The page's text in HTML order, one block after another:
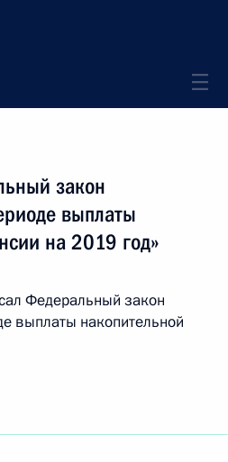
закон
выплаты
на 2019 год»
Федеральный закон
выплаты накопительной